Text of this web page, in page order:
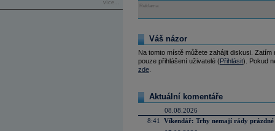
více...
Reklama
Váš názor
Na tomto místě můžete zahájit diskusi.
pouze přihlášení uživatelé (Přihlásit). Pokud
zde
Aktuální komentáře
08.08.2026
8:41
Víkendář: Trhy nemají rády prázdné